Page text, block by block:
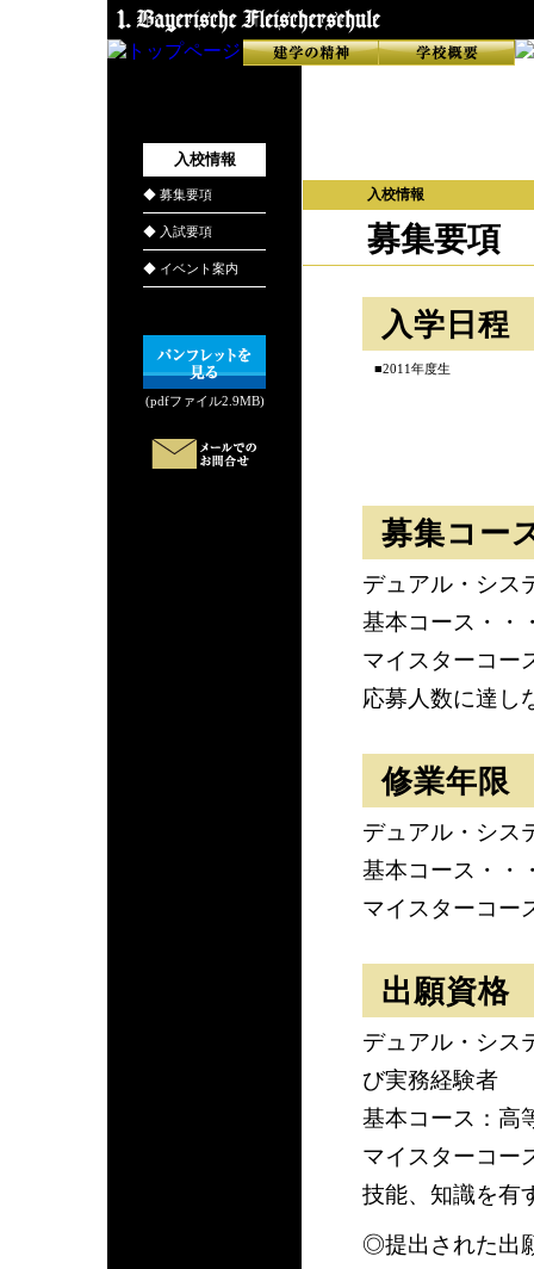
入校情報
◆ 募集要項
◆ 入試要項
◆ イベント案内
(pdfファイル2.9MB)
入校情報
募集要項
入学日程
■2011年度生
募集コー
デュアル・シス
基本コース・・
マイスターコー
応募人数に達し
修業年限
デュアル・シス
基本コース・・
マイスターコー
出願資格
デュアル・シス
び実務経験者
基本コース：高
マイスターコー
技能、知識を有
◎提出された出